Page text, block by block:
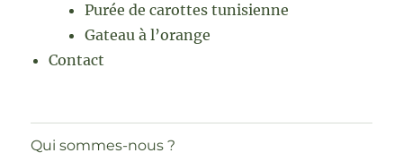
Purée de carottes tunisienne
Gateau à l’orange
Contact
Qui sommes-nous ?